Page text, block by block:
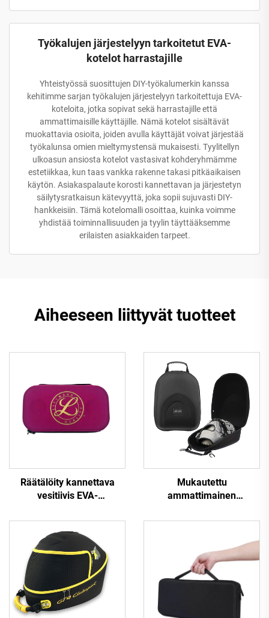
Työkalujen järjestelyyn tarkoitetut EVA-
kotelot harrastajille
Yhteistyössä suosittujen DIY-työkalumerkin kanssa
kehitimme sarjan työkalujen järjestelyyn tarkoitettuja EVA-
koteloita, jotka sopivat sekä harrastajille että
ammattimaisille käyttäjille. Nämä kotelot sisältävät
muokattavia osioita, joiden avulla käyttäjät voivat järjestää
työkalunsa omien mieltymystensä mukaisesti. Tyylitellyn
ulkoasun ansiosta kotelot vastasivat kohderyhmämme
estetiikkaa, kun taas vankka rakenne takasi pitkäaikaisen
käytön. Asiakaspalaute korosti kannettavan ja järjestetyn
säilytysratkaisun kätevyyttä, joka sopii sujuvasti DIY-
hankkeisiin. Tämä kotelomalli osoittaa, kuinka voimme
yhdistää toiminnallisuuden ja tyylin täyttääksemme
erilaisten asiakkaiden tarpeet.
Aiheeseen liittyvät tuotteet
Räätälöity kannettava
vesitiivis EVA-
yksinkertainen
vetoketjuinen
sairaanhoitajan
stetoskoopin laukku 3M
Littmann -merkkisiin
stetoskooppeihin
Mukautettu
ammattimainen
iskunkestävä muovattu
EVA-kovakuorinen
baseballkäsineen
suojelukotelo, varastointi-
ja kantopussi matkailuun